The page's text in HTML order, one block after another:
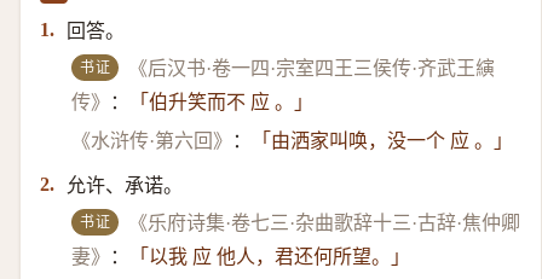
1.
回答。
书证
《后汉书·卷一四·宗室四王三侯传·齐武王縯
传》
：
「伯升笑而不 应 。」
《水浒传·第六回》
： 「由洒家叫唤，没一个 应 。」
2. 允许、承诺。
书证
《乐府诗集·卷七三·杂曲歌辞十三·古辞·焦仲卿
妻》
： 「以我 应 他人，君还何所望。」